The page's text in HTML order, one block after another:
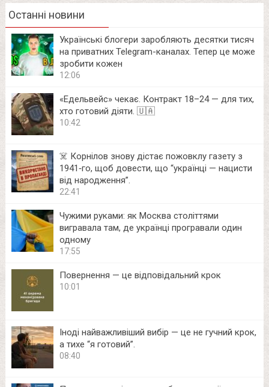
Останні новини
Українські блогери заробляють десятки тисяч
на приватних Telegram-каналах. Тепер це може
зробити кожен
12:06
«Едельвейс» чекає. Контракт 18–24 — для тих,
хто готовий діяти. 🇺🇦
10:42
☠️ Корнілов знову дістає пожовклу газету з
1941‑го, щоб довести, що “українці — нацисти
від народження”.
22:41
Чужими руками: як Москва століттями
вигравала там, де українці програвали один
одному
17:55
Повернення — це відповідальний крок
10:01
Іноді найважливіший вибір — це не гучний крок,
а тихе “я готовий”.
08:40